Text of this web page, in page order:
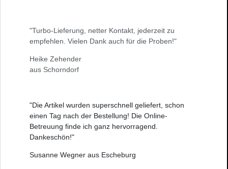
"Turbo-Lieferung, netter Kontakt, jederzeit zu
empfehlen. Vielen Dank auch für die Proben!"
Heike Zehender
aus Schorndorf
"Die Artikel wurden superschnell geliefert, schon
einen Tag nach der Bestellung! Die Online-
Betreuung finde ich ganz hervorragend.
Dankeschön!"
Susanne Wegner aus Escheburg